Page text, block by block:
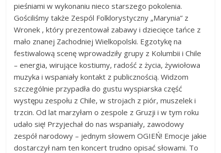
pieśniami w wykonaniu nieco starszego pokolenia.
Gościliśmy także Zespól Folklorystyczny „Marynia” z
Wronek , który prezentował zabawy i dziecięce tańce z
mało znanej Zachodniej Wielkopolski. Egzotykę na
festiwalową scenę wprowadziły grupy z Kolumbii i Chile
– energia, wirujące kostiumy, radość z życia, żywiołowa
muzyka i wspaniały kontakt z publicznością. Widzom
szczególnie przypadła do gustu wyspiarska część
występu zespołu z Chile, w strojach z piór, muszelek i
trzcin. Od lat marzyłam o zespole z Gruzji i w tym roku
udało się! Przyjechał do nas wspaniały, zawodowy
zespół narodowy – jednym słowem OGIEŃ! Emocje jakie
dostarczył nam ten koncert trudno opisać słowami. To